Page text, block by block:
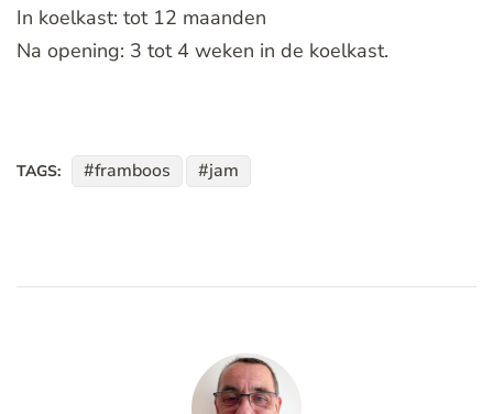
In koelkast: tot 12 maanden
Na opening: 3 tot 4 weken in de koelkast.
TAGS: framboos jam